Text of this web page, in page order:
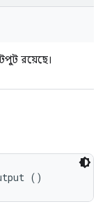
রয়েছে।
()